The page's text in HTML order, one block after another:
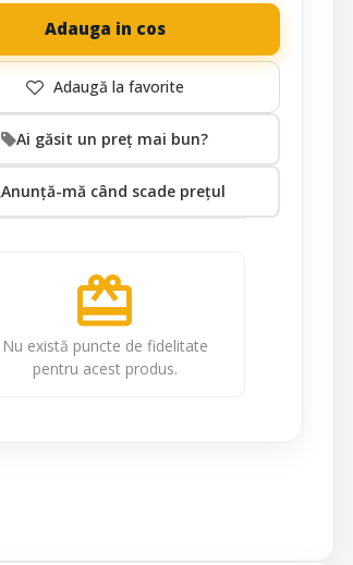
Adauga in cos
Ai găsit un preț mai bun?
Anunță-mă când scade prețul
redeem
Nu există puncte de fidelitate
pentru acest produs.